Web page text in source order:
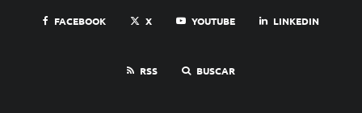
FACEBOOK X YOUTUBE LINKEDIN
RSS BUSCAR